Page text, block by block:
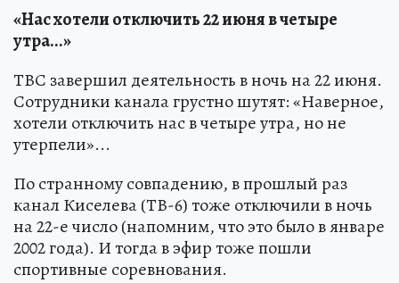
«Нас хотели отключить 22 июня в четыре
утра...»
ТВС завершил деятельность в ночь на 22 июня.
Сотрудники канала грустно шутят: «Наверное,
хотели отключить нас в четыре утра, но не
утерпели»...
По странному совпадению, в прошлый раз
канал Киселева (ТВ-6) тоже отключили в ночь
на 22-е число (напомним, что это было в январе
2002 года). И тогда в эфир тоже пошли
спортивные соревнования.